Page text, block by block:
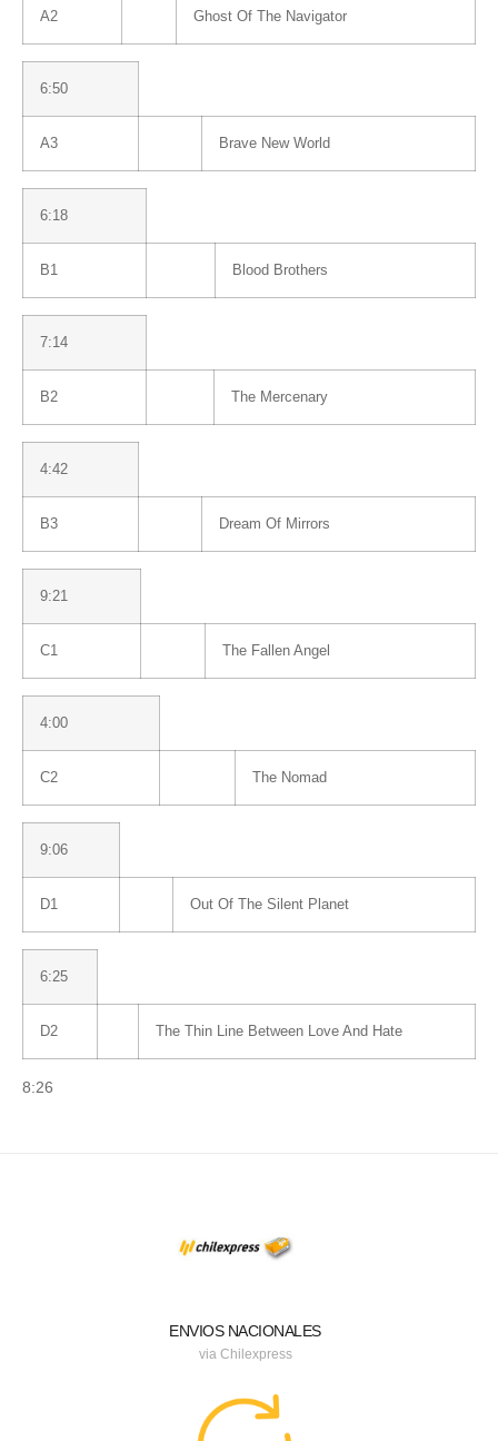
A2 Ghost Of The Navigator
6:50
A3 Brave New World
6:18
B1 Blood Brothers
7:14
B2 The Mercenary
4:42
B3 Dream Of Mirrors
9:21
C1 The Fallen Angel
4:00
C2 The Nomad
9:06
D1 Out Of The Silent Planet
6:25
D2 The Thin Line Between Love And Hate
8:26
ENVIOS NACIONALES
via Chilexpress